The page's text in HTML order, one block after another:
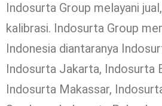
Indosurta Group melayani
kalibrasi. Indosurta Group
Indonesia diantaranya
Indosurta Jakarta, Indosurta
Indosurta Makassar,